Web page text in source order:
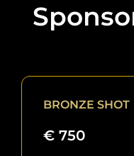
BRONZE SHOT
€ 750